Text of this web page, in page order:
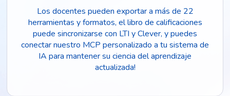
Los docentes pueden exportar a más de 22
herramientas y formatos, el libro de calificaciones
puede sincronizarse con LTI y Clever, y puedes
conectar nuestro MCP personalizado a tu sistema de
IA para mantener su ciencia del aprendizaje
actualizada!